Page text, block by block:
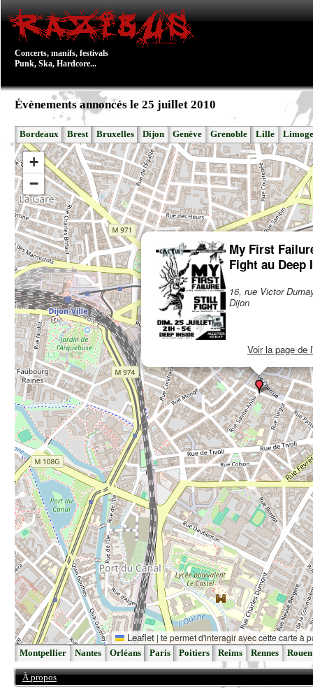
Concerts, manifs, festivals
Punk, Ska, Hardcore...
Évènements annoncés le 25 juillet 2010
Bordeaux Brest Bruxelles Dijon Genève Grenoble Lille
My First
Fight au Deep
16, rue Victor
Dijon
Voir la page de
+
−
Leaflet|te permet d'interagir avec cette carte à
Montpellier Nantes Orléans Paris Poitiers Reims Rennes Rouen
À propos